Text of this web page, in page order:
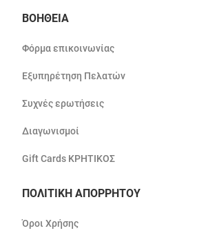
ΒΟΗΘΕΙΑ
Φόρμα επικοινωνίας
Εξυπηρέτηση Πελατών
Συχνές ερωτήσεις
Διαγωνισμοί
Gift Cards ΚΡΗΤΙΚΟΣ
ΠΟΛΙΤΙΚΗ ΑΠΟΡΡΗΤΟΥ
Όροι Χρήσης